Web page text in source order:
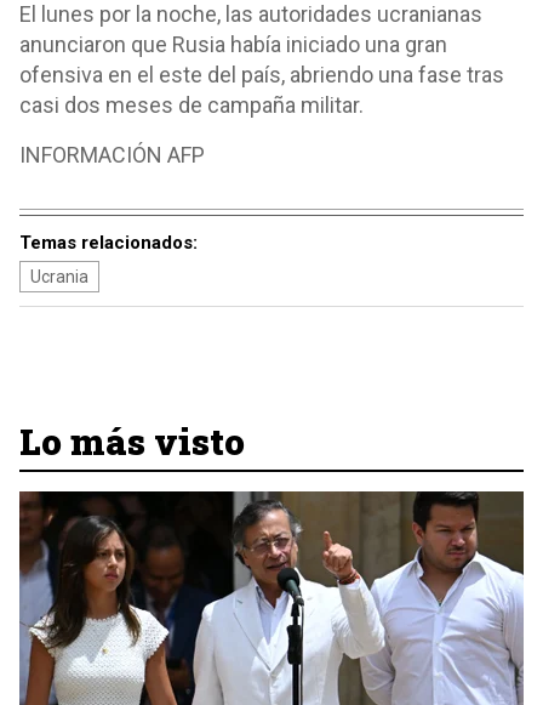
El lunes por la noche, las autoridades ucranianas
anunciaron que Rusia había iniciado una gran
ofensiva en el este del país, abriendo una fase tras
casi dos meses de campaña militar.
INFORMACIÓN AFP
Temas relacionados:
Ucrania
Lo más visto